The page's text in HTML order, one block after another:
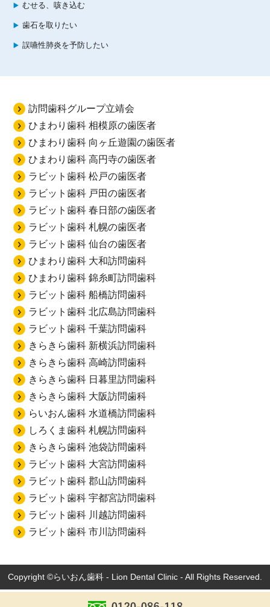
むせる、咳き込む
歯石を取りたい
誤嚥性肺炎を予防したい
訪問歯科グループ立靖会
ひまわり歯科 相模原の歯医者
ひまわり歯科 向ヶ丘遊園の歯医者
ひまわり歯科 高円寺の歯医者
ラビット歯科 松戸の歯医者
ラビット歯科 戸田の歯医者
ラビット歯科 春日部の歯医者
ラビット歯科 札幌の歯医者
ラビット歯科 仙台の歯医者
ひまわり歯科 大和訪問歯科
ひまわり歯科 錦糸町訪問歯科
ラビット歯科 船橋訪問歯科
ラビット歯科 北広島訪問歯科
ラビット歯科 千葉訪問歯科
きらきら歯科 新横浜訪問歯科
きらきら歯科 高崎訪問歯科
きらきら歯科 日暮里訪問歯科
きらきら歯科 大阪訪問歯科
らいおん歯科 水道橋訪問歯科
しろくま歯科 札幌訪問歯科
きらきら歯科 池袋訪問歯科
ラビット歯科 大宮訪問歯科
ラビット歯科 郡山訪問歯科
ラビット歯科 宇都宮訪問歯科
ラビット歯科 川越訪問歯科
ラビット歯科 市川訪問歯科
Copyright ©らいおん歯科 - Lion Dental Clinic - All Rights Reserved.